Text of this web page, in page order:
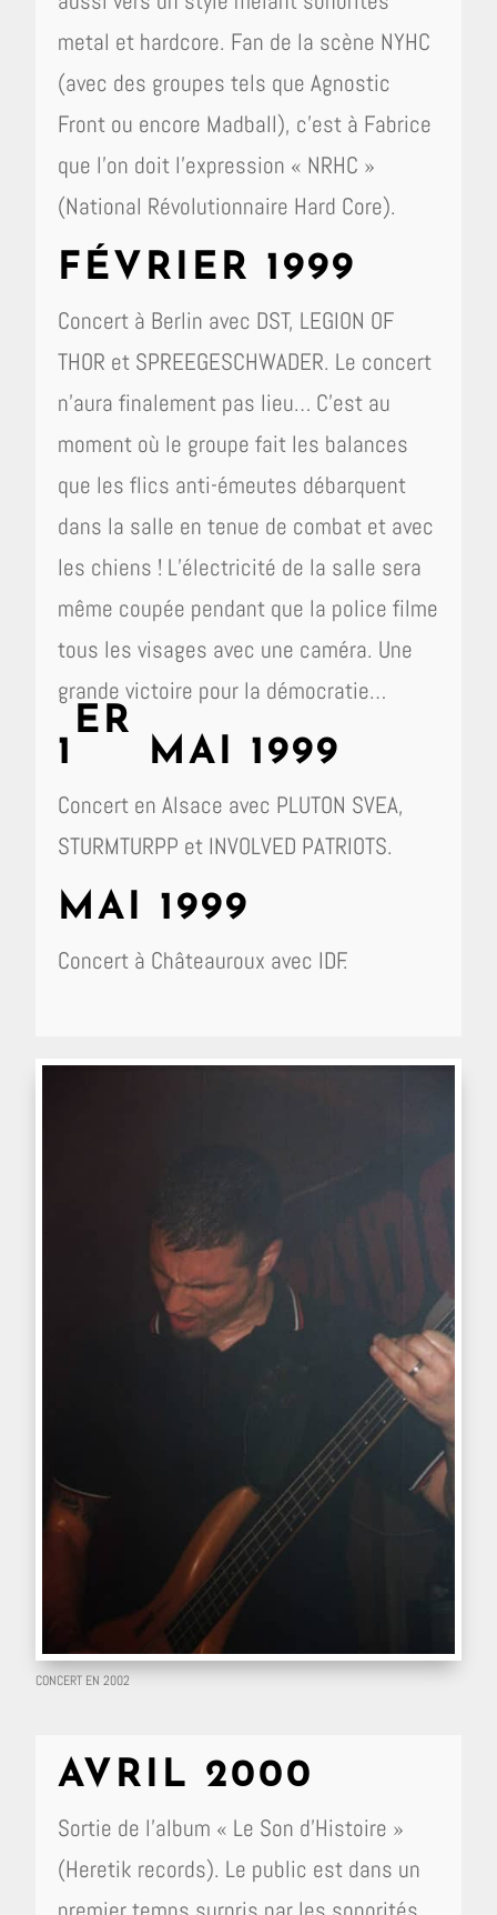
metal et hardcore. Fan de la scène NYHC
(avec des groupes tels que Agnostic
Front ou encore Madball), c’est à Fabrice
que l’on doit l’expression « NRHC »
(National Révolutionnaire Hard Core).
FÉVRIER 1999
Concert à Berlin avec DST, LEGION OF
THOR et SPREEGESCHWADER. Le concert
n’aura finalement pas lieu… C’est au
moment où le groupe fait les balances
que les flics anti-émeutes débarquent
dans la salle en tenue de combat et avec
les chiens ! L’électricité de la salle sera
même coupée pendant que la police filme
tous les visages avec une caméra. Une
grande victoire pour la démocratie…
1
ER
MAI 1999
Concert en Alsace avec PLUTON SVEA,
STURMTURPP et INVOLVED PATRIOTS.
MAI 1999
Concert à Châteauroux avec IDF.
CONCERT EN 2002
AVRIL 2000
Sortie de l’album « Le Son d’Histoire »
(Heretik records). Le public est dans un